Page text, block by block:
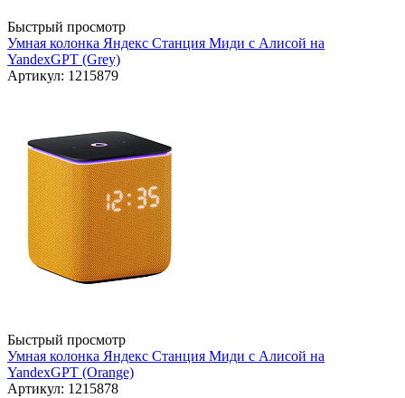
Быстрый просмотр
Умная колонка Яндекс Станция Миди с Алисой на
YandexGPT (Grey)
Артикул: 1215879
Быстрый просмотр
Умная колонка Яндекс Станция Миди с Алисой на
YandexGPT (Orange)
Артикул: 1215878